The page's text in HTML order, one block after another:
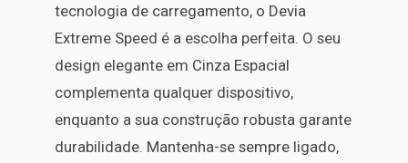
tecnologia de carregamento, o Devia
Extreme Speed é a escolha perfeita. O seu
design elegante em Cinza Espacial
complementa qualquer dispositivo,
enquanto a sua construção robusta garante
durabilidade. Mantenha-se sempre ligado,